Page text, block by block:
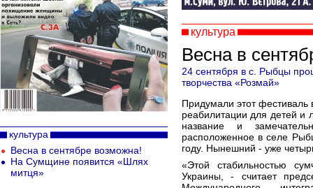
культура
Весна в
24 сентября в с. Рыбцы
творчества «Розмай»
Придумали этот
реабилитации для детей
название и
расположенное в селе
году. Нынешний - уже
«Этой стабильностью
Украины, - считает
культура
Весна в сентябре возможна!
На Сумщине появится «Шлях
митця»